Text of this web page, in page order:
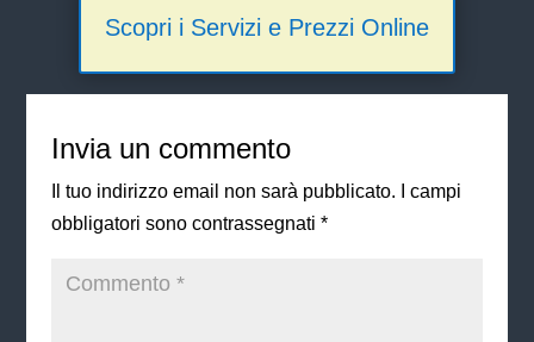
Scopri i Servizi e Prezzi Online
Invia un commento
Il tuo indirizzo email non sarà pubblicato.
I campi
obbligatori sono contrassegnati *